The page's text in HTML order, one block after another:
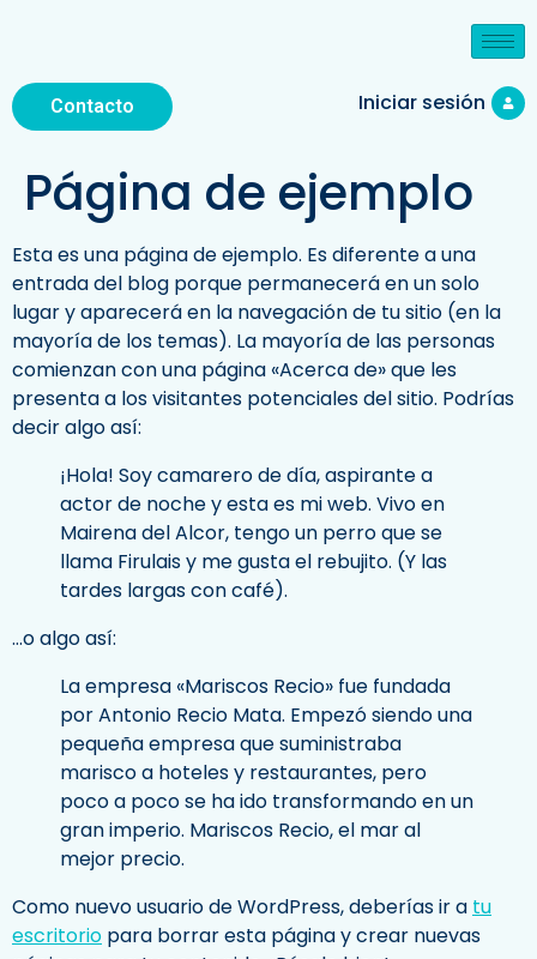
Contacto Iniciar sesión
Página de ejemplo
Esta es una página de ejemplo. Es diferente a una
entrada del blog porque permanecerá en un solo
lugar y aparecerá en la navegación de tu sitio (en la
mayoría de los temas). La mayoría de las personas
comienzan con una página «Acerca de» que les
presenta a los visitantes potenciales del sitio. Podrías
decir algo así:
¡Hola! Soy camarero de día, aspirante a
actor de noche y esta es mi web. Vivo en
Mairena del Alcor, tengo un perro que se
llama Firulais y me gusta el rebujito. (Y las
tardes largas con café).
…o algo así:
La empresa «Mariscos Recio» fue fundada
por Antonio Recio Mata. Empezó siendo una
pequeña empresa que suministraba
marisco a hoteles y restaurantes, pero
poco a poco se ha ido transformando en un
gran imperio. Mariscos Recio, el mar al
mejor precio.
Como nuevo usuario de WordPress, deberías ir a tu
escritorio para borrar esta página y crear nuevas